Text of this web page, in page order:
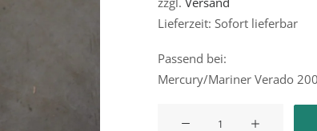
Lieferzeit: Sofort lieferbar
Passend bei:
Mercury/Mariner Verado